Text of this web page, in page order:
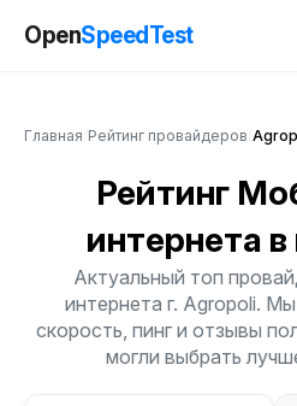
OpenSpeedTest
Главная Рейтинг провайдеров
Рейтинг
интернета в
Актуальный топ
интернета г. Agropoli.
скорость, пинг и отзывы
могли выбрать